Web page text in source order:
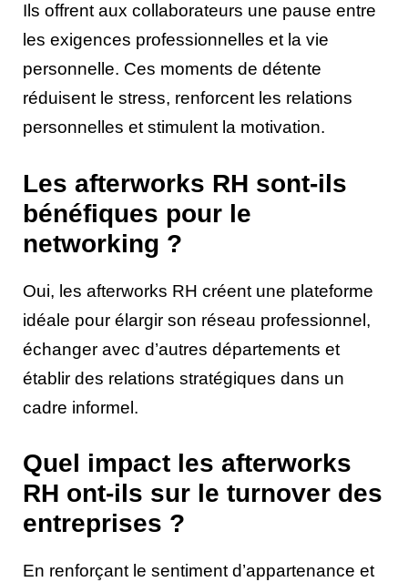
Ils offrent aux collaborateurs une pause entre
les exigences professionnelles et la vie
personnelle. Ces moments de détente
réduisent le stress, renforcent les relations
personnelles et stimulent la motivation.
Les afterworks RH sont-ils
bénéfiques pour le
networking ?
Oui, les afterworks RH créent une plateforme
idéale pour élargir son réseau professionnel,
échanger avec d’autres départements et
établir des relations stratégiques dans un
cadre informel.
Quel impact les afterworks
RH ont-ils sur le turnover des
entreprises ?
En renforçant le sentiment d’appartenance et